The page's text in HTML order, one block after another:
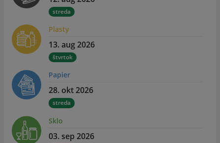
streda
Plasty
13. aug 2026
štvrtok
Papier
28. okt 2026
streda
Sklo
03. sep 2026